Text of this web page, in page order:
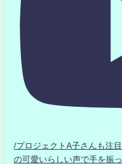
/プロジェクトA子さんも
の可愛いらしい声で手を振